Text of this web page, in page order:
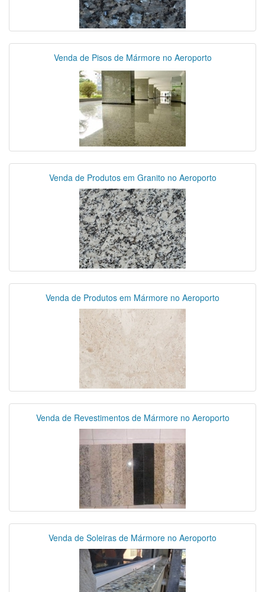
Venda de Pisos de Mármore no Aeroporto
Venda de Produtos em Granito no Aeroporto
Venda de Produtos em Mármore no Aeroporto
Venda de Revestimentos de Mármore no Aeroporto
Venda de Soleiras de Mármore no Aeroporto